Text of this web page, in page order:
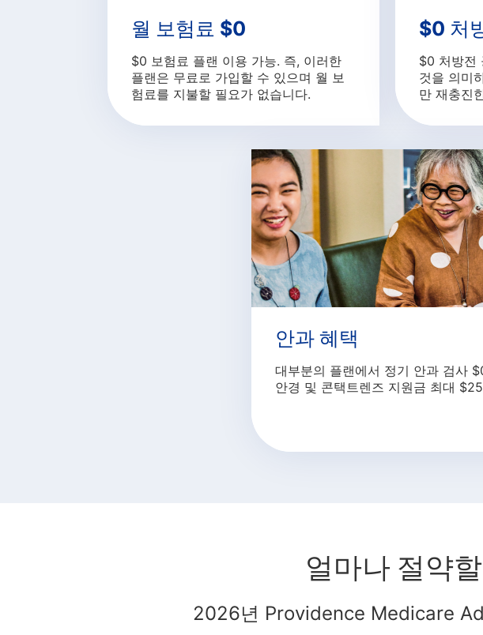
월 보험료 $0
$0 보험료 플랜 이용 가능. 즉, 이러한
플랜은 무료로 가입할 수 있으며 월 보
험료를 지불할 필요가 없습니다.
$0 처
$0 처방전
것을 의미
만 재충진
안과 혜택
대부분의 플랜에서 정기 안과 검사
안경 및 콘택트렌즈 지원금 최대
얼마나 절약
2026년 Providence Medicare